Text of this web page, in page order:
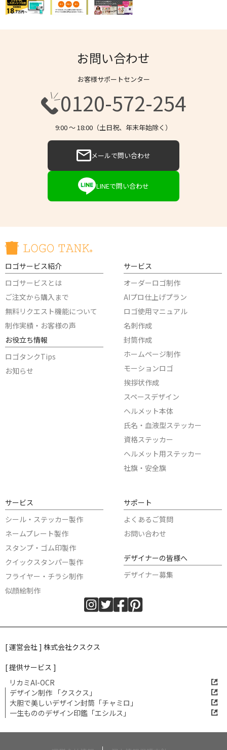
お問い合わせ
お客様サポートセンター
0120-572-254
9:00 〜 18:00（土日祝、年末年始除く）
メールで問い合わせ
LINEで問い合わせ
ロゴサービス紹介
ロゴサービスとは
ご注文から購入まで
無料リクエスト機能について
制作実績・お客様の声
お役立ち情報
ロゴタンクTips
お知らせ
サービス
オーダーロゴ制作
AIプロ仕上げプラン
ロゴ使用マニュアル
名刺作成
封筒作成
ホームページ制作
モーションロゴ
挨拶状作成
スペースデザイン
ヘルメット本体
氏名・血液型ステッカー
資格ステッカー
ヘルメット用ステッカー
社旗・安全旗
サービス
シール・ステッカー製作
ネームプレート製作
スタンプ・ゴム印製作
クイックスタンパー製作
フライヤー・チラシ制作
似顔絵制作
サポート
よくあるご質問
お問い合わせ
デザイナーの皆様へ
デザイナー募集
[ 運営会社 ] 株式会社クスクス
[ 提供サービス ]
リカミAI-OCR
デザイン制作 「クスクス」
大胆で美しいデザイン封筒「チャミロ」
一生もののデザイン印鑑「エシルス」